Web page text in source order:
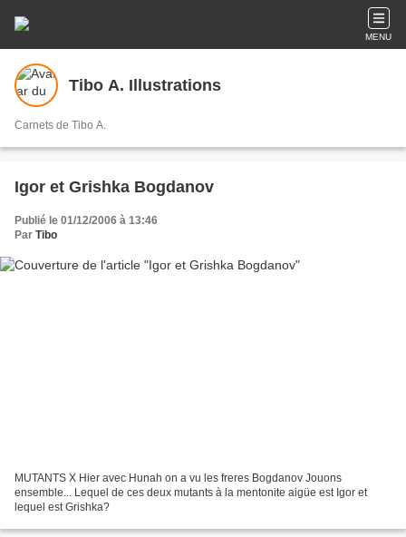
MENU
Tibo A. Illustrations
Carnets de Tibo A.
Igor et Grishka Bogdanov
Publié le 01/12/2006 à 13:46
Par Tibo
MUTANTS X Hier avec Hunah on a vu les freres Bogdanov Jouons
ensemble... Lequel de ces deux mutants à la mentonite aigüe est Igor et
lequel est Grishka?